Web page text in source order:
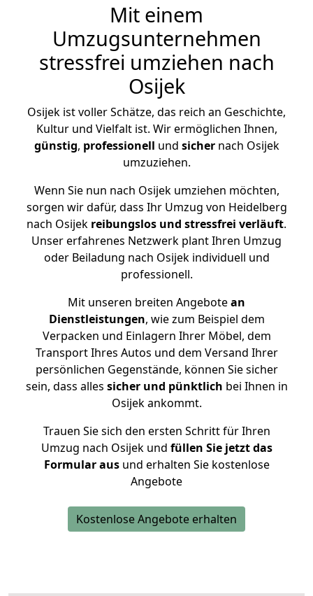
Mit einem
Umzugsunternehmen
stressfrei umziehen nach
Osijek
Osijek ist voller Schätze, das reich an Geschichte,
Kultur und Vielfalt ist. Wir ermöglichen Ihnen,
günstig, professionell und sichernach Osijek
umzuziehen.
Wenn Sie nun nach Osijek umziehen möchten,
sorgen wir dafür, dass Ihr Umzug von Heidelberg
nach Osijek reibungslos und stressfrei verläuft.
Unser erfahrenes Netzwerk plant Ihren Umzug
oder Beiladung nach Osijek individuell und
professionell.
Mit unseren breiten Angebotean
Dienstleistungen, wie zum Beispiel dem
Verpacken und Einlagern Ihrer Möbel, dem
Transport Ihres Autos und dem Versand Ihrer
persönlichen Gegenstände, können Sie sicher
sein, dass alles sicher und pünktlich bei Ihnen in
Osijek ankommt.
Trauen Sie sich den ersten Schritt für Ihren
Umzug nach Osijek und füllen Sie jetzt das
Formular ausund erhalten Sie kostenlose
Angebote
Kostenlose Angebote erhalten